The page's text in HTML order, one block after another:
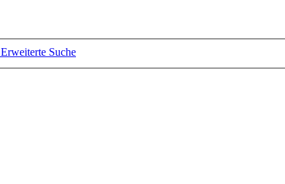
Erweiterte Suche